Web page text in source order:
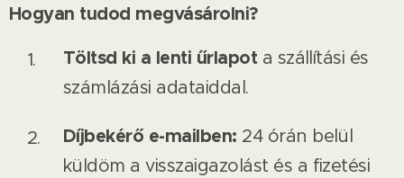
Hogyan tudod megvásárolni?
Töltsd ki a lenti űrlapota szállítási és
számlázási adataiddal.
Díjbekérő e-mailben: 24 órán belül
küldöm a visszaigazolást és a fizetési